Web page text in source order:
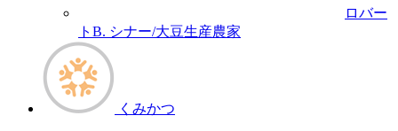
ロバー
トB. シナー/大豆生産農家
くみかつ